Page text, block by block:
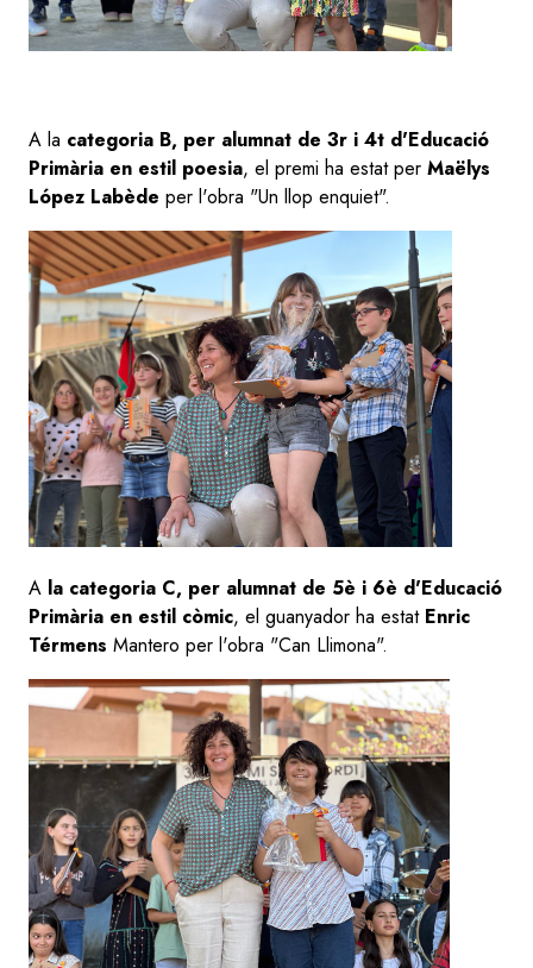
A la categoria B, per alumnat de 3r i 4t d'Educació
Primària en estil poesia, el premi ha estat per Maëlys
López Labède per l'obra "Un llop enquiet".
A la categoria C, per alumnat de 5è i 6è d'Educació
Primària en estil còmic, el guanyador ha estat Enric
Térmens Mantero per l'obra "Can Llimona".